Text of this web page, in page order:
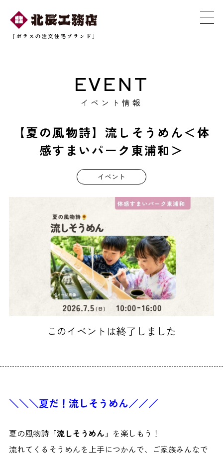
EVENT
イベント情報
【夏の風物詩】流しそうめん＜体
感すまいパーク東浦和＞
イベント
このイベントは終了しました
＼＼＼夏だ！ 流しそうめん／／／
夏の風物詩「流しそうめん」 を楽しもう！
流れてくるそうめんを上手につかんで、ご家族みんなで